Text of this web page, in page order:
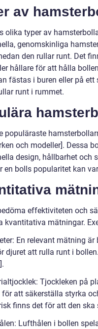
av
olika typer av
genomskinliga
den rullar runt. Det
hållare för att hålla
fästas i buren eller på
runt i rummet.
populäraste
och modeller]. Dessa
design, hållbarhet och
en bolls popularitet kan
effektiviteten och
kvantitativa mätningar.
En relevant mätning
djuret att rulla runt i
Tjockleken på
att säkerställa styrka
finns det för att den ska
Lufthålen i bollen